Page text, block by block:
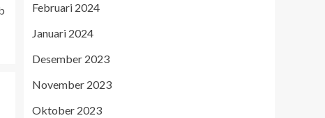
Februari 2024
Januari 2024
Desember 2023
November 2023
Oktober 2023